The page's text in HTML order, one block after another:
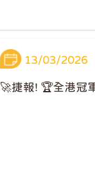
13/03/2026
🚀捷報! 🏆全港冠